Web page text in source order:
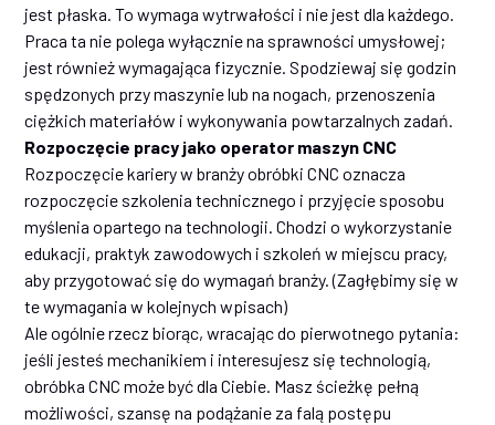
jest płaska. To wymaga wytrwałości i nie jest dla każdego.
Praca ta nie polega wyłącznie na sprawności umysłowej;
jest również wymagająca fizycznie. Spodziewaj się godzin
spędzonych przy maszynie lub na nogach, przenoszenia
ciężkich materiałów i wykonywania powtarzalnych zadań.
Rozpoczęcie pracy jako operator maszyn CNC
Rozpoczęcie kariery w branży obróbki CNC oznacza
rozpoczęcie szkolenia technicznego i przyjęcie sposobu
myślenia opartego na technologii. Chodzi o wykorzystanie
edukacji, praktyk zawodowych i szkoleń w miejscu pracy,
aby przygotować się do wymagań branży. (Zagłębimy się w
te wymagania w kolejnych wpisach)
Ale ogólnie rzecz biorąc, wracając do pierwotnego pytania:
jeśli jesteś mechanikiem i interesujesz się technologią,
obróbka CNC może być dla Ciebie. Masz ścieżkę pełną
możliwości, szansę na podążanie za falą postępu